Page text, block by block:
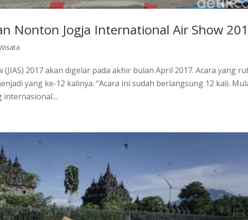
Nonton Jogja International Air Show
2017 akan digelar pada akhir bulan April 2017. Acara yang
yang ke-12 kalinya. “Acara ini sudah berlangsung 12 kali.